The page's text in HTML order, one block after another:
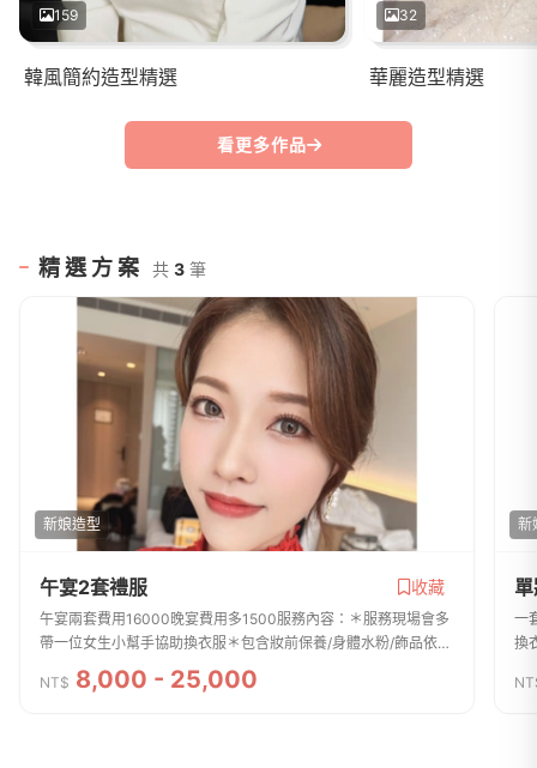
159
韓風簡約造型精選
32
華麗造型精選
看更多作品
精選方案 共 3 筆
新娘造型
午宴2套禮服 收藏
午宴兩套費用16000晚宴費用多1500服務內容：＊服務現場會多
帶一位女生小幫手協助換衣服＊包含妝前保養/身體水粉/飾品依禮
服搭配/頭紗/協助換裝/指甲油/胸型調整。＊贈新郎進場妝髮（新
郎無到府服務，或是新郎願意提...
NT$ 8,000 - 25,000
新
一
換
郎